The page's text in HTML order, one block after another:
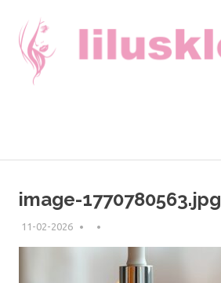
content
image-1770780563.jpg
11-02-2026